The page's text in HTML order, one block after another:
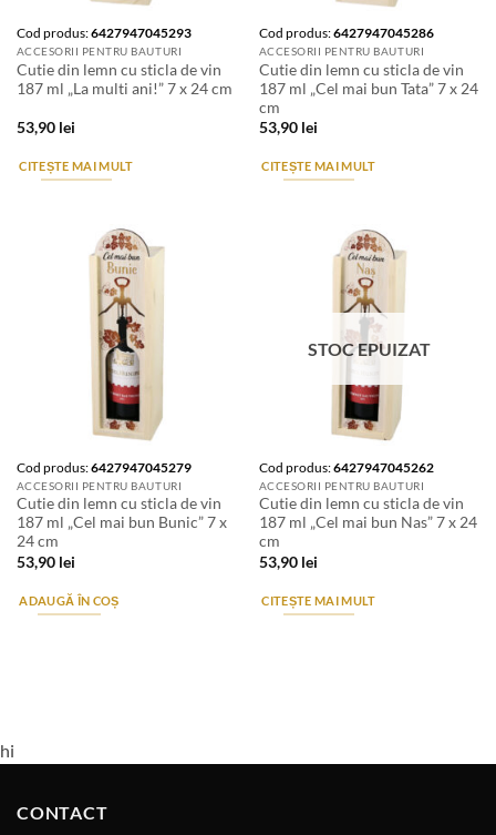
Cod produs:6427947045293
ACCESORII PENTRU BAUTURI
Cutie din lemn cu sticla de vin
187 ml „La multi ani!” 7 x 24 cm
53,90 lei
CITEȘTE MAI MULT
Cod produs:6427947045286
ACCESORII PENTRU BAUTURI
Cutie din lemn cu sticla de vin
187 ml „Cel mai bun Tata” 7 x 24
cm
53,90 lei
CITEȘTE MAI MULT
Cod produs:6427947045279
ACCESORII PENTRU BAUTURI
Cutie din lemn cu sticla de vin
187 ml „Cel mai bun Bunic” 7 x
24 cm
53,90 lei
ADAUGĂ ÎN COȘ
STOC EPUIZAT
Cod produs:6427947045262
ACCESORII PENTRU BAUTURI
Cutie din lemn cu sticla de vin
187 ml „Cel mai bun Nas” 7 x 24
cm
53,90 lei
CITEȘTE MAI MULT
hi
CONTACT